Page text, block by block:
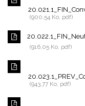
900,54 Ko, pdf
916,05 Ko, pdf
943,77 Ko, pdf